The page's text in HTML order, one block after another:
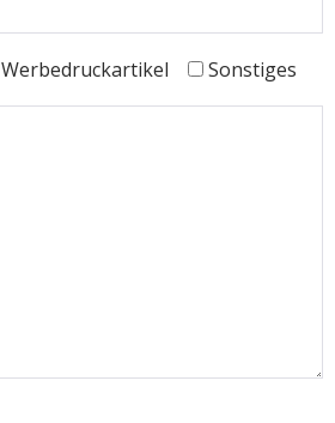
Werbedruckartikel Sonstiges